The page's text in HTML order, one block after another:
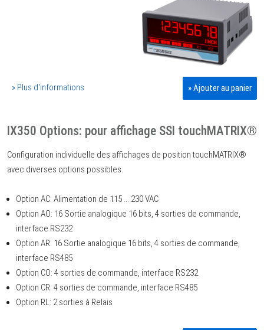
» Plus d'informations » Ajouter au panier
IX350 Options: pour affichage SSI touchMATRIX®
Configuration individuelle des affichages de position touchMATRIX®
avec diverses options possibles.
Option AC: Alimentation de 115 ... 230 VAC
Option AO: 16 Sortie analogique 16 bits, 4 sorties de commande,
interface RS232
Option AR: 16 Sortie analogique 16 bits, 4 sorties de commande,
interface RS485
Option CO: 4 sorties de commande, interface RS232
Option CR: 4 sorties de commande, interface RS485
Option RL: 2 sorties à Relais